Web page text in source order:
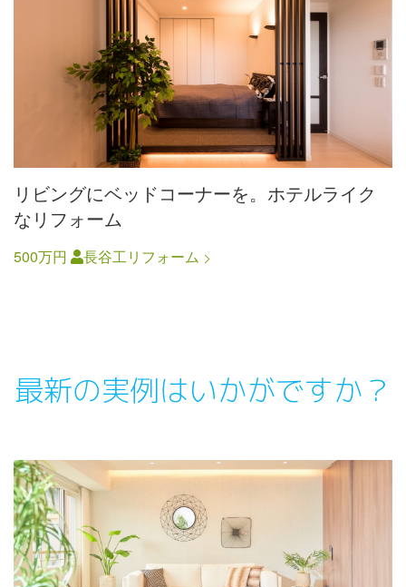
リビングにベッドコーナーを。ホテルライク
なリフォーム
500万円 長谷工リフォーム
最新の実例はいかがですか？